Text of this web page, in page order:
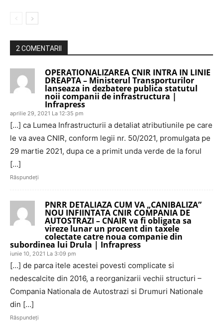
2 COMENTARII
OPERATIONALIZAREA CNIR INTRA IN LINIE
DREAPTA – Ministerul Transporturilor
lanseaza in dezbatere publica statutul
noii companii de infrastructura |
Infrapress
aprilie 29, 2021 La 12:35 pm
[…] ca Lumea Infrastructurii a detaliat atributiunile pe care
le va avea CNIR, conform legii nr. 50/2021, promulgata pe
29 martie 2021, dupa ce a primit unda verde de la forul
[…]
Răspundeți
PNRR DETALIAZA CUM VA „CANIBALIZA”
NOU INFIINTATA CNIR COMPANIA DE
AUTOSTRAZI – CNAIR va fi obligata sa
vireze lunar un procent din taxele
colectate catre noua companie din
subordinea lui Drula | Infrapress
iunie 10, 2021 La 3:09 pm
[…] de parca itele acestei povesti complicate si
nedescalcite din 2016, a reorganizarii vechii structuri –
Compania Nationala de Autostrazi si Drumuri Nationale
din […]
Răspundeți